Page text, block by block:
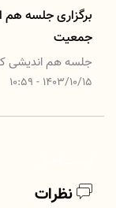
برگزاری جلسه
جمعیت
جلسه هم اندیشی
معاونت بهداشت
1403/10/15 - 10:59
نظرات